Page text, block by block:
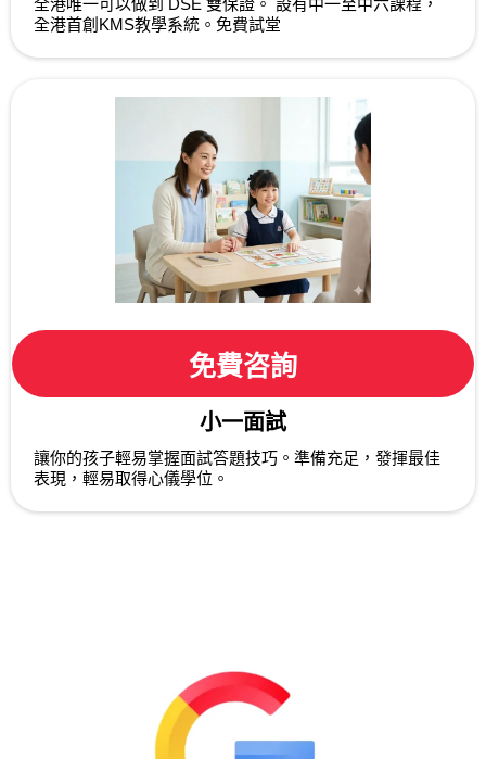
全港唯一可以做到 DSE 雙保證。 設有中一至中六課程，
全港首創KMS教學系統。免費試堂
免費咨詢
小一面試
讓你的孩子輕易掌握面試答題技巧。準備充足，發揮最佳
表現，輕易取得心儀學位。